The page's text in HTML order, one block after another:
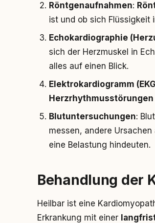
Röntgenaufnahmen:
ist und ob sich Flüssigkeit
Echokardiographie
sich der Herzmuskel in
alles auf einen Blick.
Elektrokardiogramm
Herzrhythmusstörungen
Blutuntersuchungen:
messen, andere
eine Belastung hindeuten.
Behandlung der
Heilbar ist eine
Erkrankung mit einer